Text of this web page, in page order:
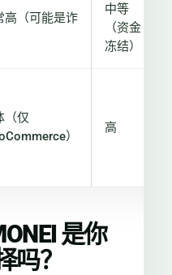
高（可能是诈
中等
（资金
冻结）
（仅
）
高
是你
吗？